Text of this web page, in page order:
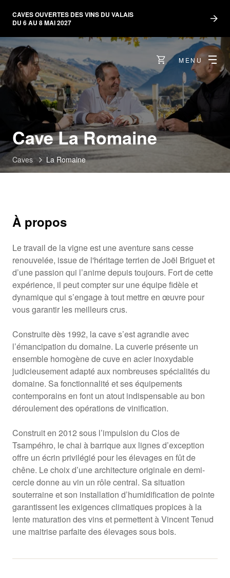
CAVES OUVERTES DES VINS DU VALAIS
DU 6 AU 8 MAI 2027
MENU
Cave La Romaine
Caves La Romaine
À propos
Le travail de la vigne est une aventure sans cesse
renouvelée, issue de l'héritage terrien de Joël Briguet et
d’une passion qui l’anime depuis toujours. Fort de cette
expérience, il peut compter sur une équipe fidèle et
dynamique qui s’engage à tout mettre en œuvre pour
vous garantir les meilleurs crus.
Construite dès 1992, la cave s’est agrandie avec
l’émancipation du domaine. La cuverie présente un
ensemble homogène de cuve en acier inoxydable
judicieusement adapté aux nombreuses spécialités du
domaine. Sa fonctionnalité et ses équipements
contemporains en font un atout indispensable au bon
déroulement des opérations de vinification.
Construit en 2012 sous l’impulsion du Clos de
Tsampéhro, le chai à barrique aux lignes d’exception
offre un écrin privilégié pour les élevages en fût de
chêne. Le choix d’une architecture originale en demi-
cercle donne au vin un rôle central. Sa situation
souterraine et son installation d’humidification de pointe
garantissent les exigences climatiques propices à la
lente maturation des vins et permettent à Vincent Tenud
une maitrise parfaite des élevages sous bois.